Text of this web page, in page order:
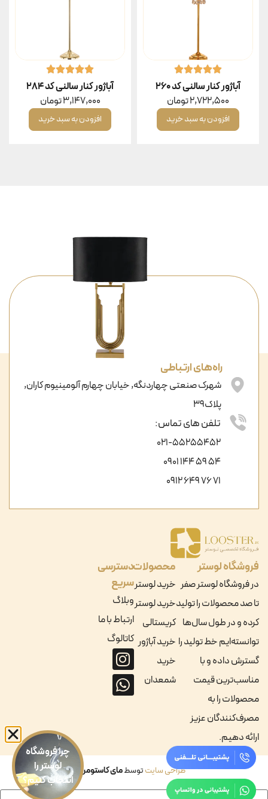
آباژور کنار سالنی کد ۲۶۰
2,722,500تومان
افزودن به سبد خرید
آباژور کنار سالنی کد ۲۸۴
3,147,000تومان
افزودن به سبد خرید
فروشگاه لوستر
در فروشگاه لوستر صفر
تا صد محصولات را تولید
کرده و در طول سال‌ها
توانسته‌ایم خط تولید را
گسترش داده و با
مناسب‌ترین قیمت
محصولات را به
مصرف‌کنندگان عزیز
ارائه دهیم.
محصولات
خرید لوستر
خرید لوستر
کریستالی
خرید آباژور
خرید
شمعدان
دسترسی
سریع
وبلاگ
ارتباط با ما
کاتالوگ
راه‌های ارتباطی
شهرک صنعتی چهاردنگه, خیابان چهارم آلومینیوم کاران,
پلاک39
تلفن های تماس:
021-55255452
54 59 144 0901
71 76 649 0912
طراحی سایتتوسطمای کاستومر
چرا فروشگاه
لوستر را
انتخاب کنیم؟